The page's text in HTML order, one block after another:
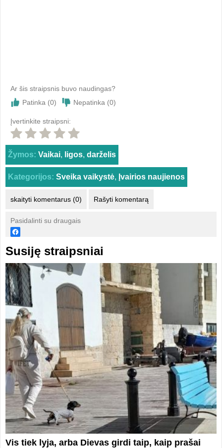
Ar šis straipsnis buvo naudingas?
Patinka (0) Nepatinka (0)
Įvertinkite straipsni:
Žymos: Vaikai, ligos, darželis
Kategorijos: Sveika vaikystė, Įvairios naujienos
skaityti komentarus (0) Rašyti komentarą
Pasidalinti su draugais
Susiję straipsniai
Vis tiek lyja, arba Dievas girdi taip, kaip prašai